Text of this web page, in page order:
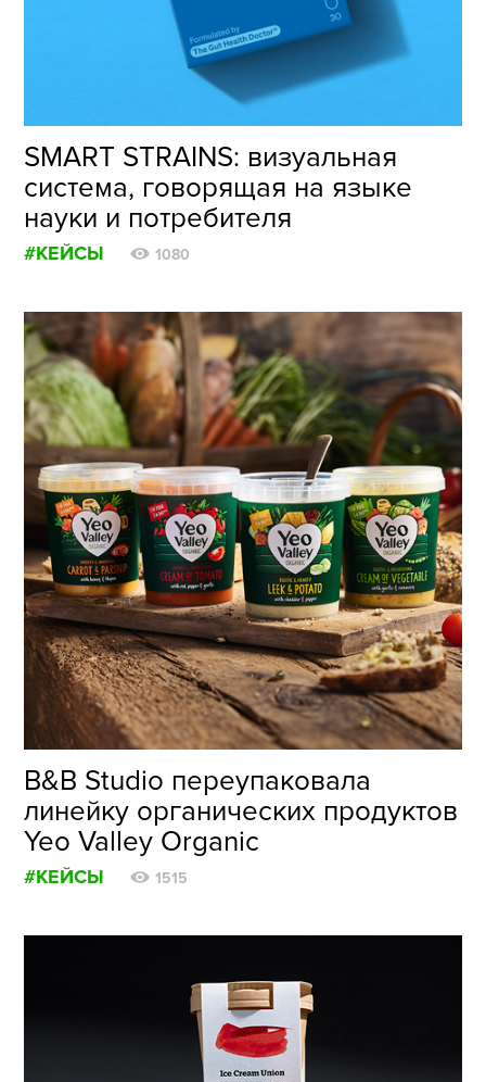
SMART STRAINS: визуальная
система, говорящая на языке
науки и потребителя
#КЕЙСЫ 1080
B&B Studio переупаковала
линейку органических продуктов
Yeo Valley Organic
#КЕЙСЫ 1515
ФОТОГРАФИЯ
ТИПОГРАФИКА
ИСТОРИИ БРЕНДОВ
О ПРОЕКТЕ
РЕКЛАМА